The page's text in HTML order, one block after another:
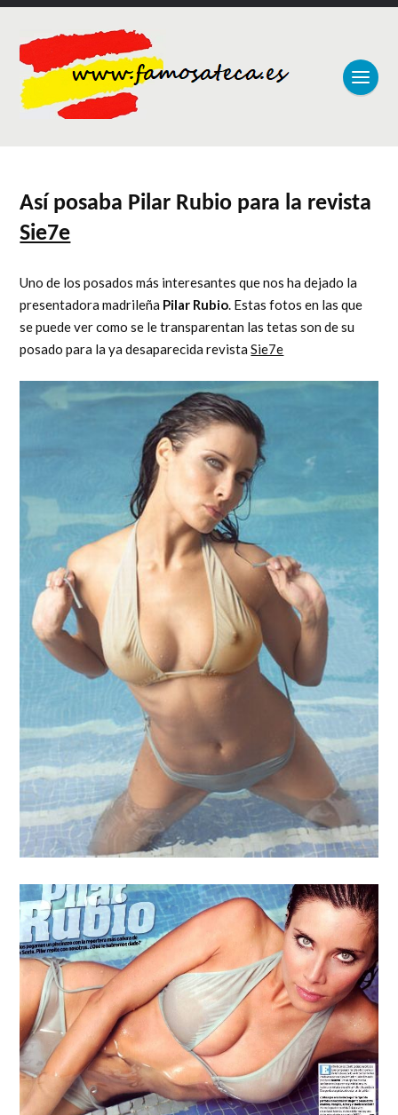
Así posaba Pilar Rubio para la revista
Sie7e
Uno de los posados más interesantes que nos ha dejado la
presentadora madrileña Pilar Rubio. Estas fotos en las que
se puede ver como se le transparentan las tetas son de su
posado para la ya desaparecida revistaSie7e